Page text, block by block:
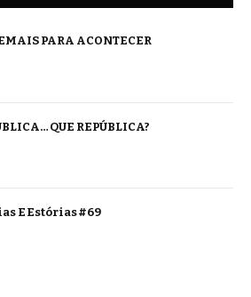
PARA ACONTECER
QUE REPÚBLICA?
E Estórias #69